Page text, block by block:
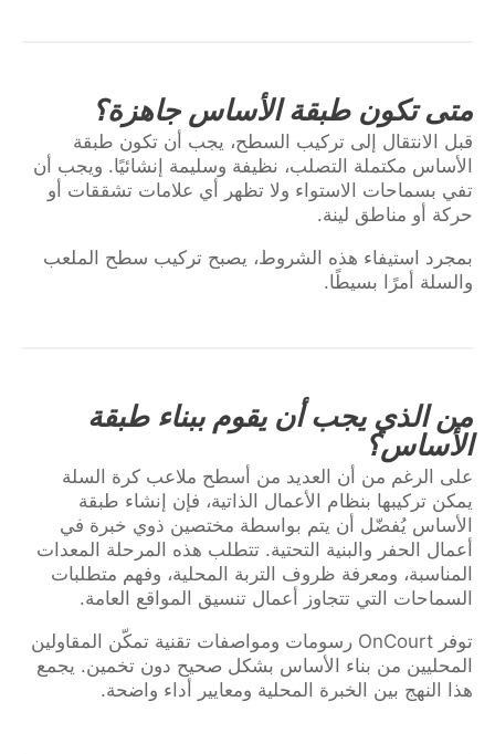
متى تكون طبقة الأساس جاهزة؟
قبل الانتقال إلى تركيب السطح، يجب أن تكون طبقة
الأساس مكتملة التصلب، نظيفة وسليمة إنشائيًا. ويجب أن
تفي بسماحات الاستواء ولا تظهر أي علامات تشققات أو
حركة أو مناطق لينة.
بمجرد استيفاء هذه الشروط، يصبح تركيب سطح الملعب
والسلة أمرًا بسيطًا.
من الذي يجب أن يقوم ببناء طبقة
الأساس؟
على الرغم من أن العديد من أسطح ملاعب كرة السلة
يمكن تركيبها بنظام الأعمال الذاتية، فإن إنشاء طبقة
الأساس يُفضّل أن يتم بواسطة مختصين ذوي خبرة في
أعمال الحفر والبنية التحتية. تتطلب هذه المرحلة المعدات
المناسبة، ومعرفة ظروف التربة المحلية، وفهم متطلبات
السماحات التي تتجاوز أعمال تنسيق المواقع العامة.
توفر OnCourt رسومات ومواصفات تقنية تمكّن المقاولين
المحليين من بناء الأساس بشكل صحيح دون تخمين. يجمع
هذا النهج بين الخبرة المحلية ومعايير أداء واضحة.